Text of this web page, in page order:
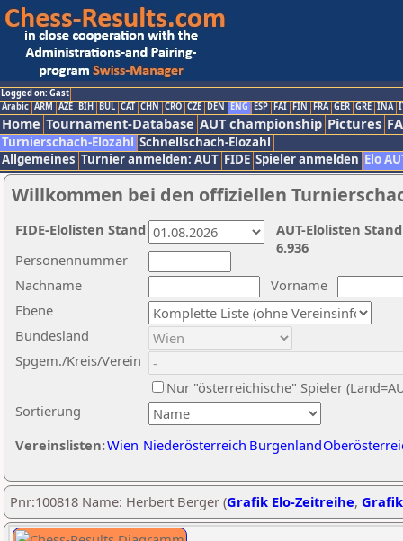
Logged on: Gast
Arabic ARM AZE BIH BUL CAT CHN CRO CZE DEN ENG ESP FAI FIN FRA GER GRE INA
Home Tournament-Database AUT championship Pictures
Turnierschach-Elozahl Schnellschach-Elozahl
Allgemeines Turnier anmelden: AUT FIDE Spieler anmelden Elo
Willkommen bei den offiziellen
Nachname
Vorname
Ebene
Sortierung
Personennummer
Bundesland
Spgem./Kreis/Verein
Nur "österreichische" Spieler
Vereinslisten:Wien Niederösterreich Burgenland
AUT-Elolisten
6.936
FIDE-Elolisten Stand
Pnr:100818 Name: Herbert Berger (Grafik Elo-Zeitreihe,